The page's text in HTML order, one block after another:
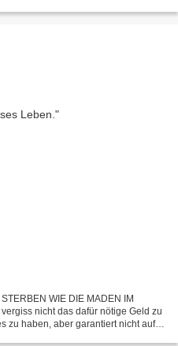
WIE DIE MADEN IM
nicht das dafür nötige Geld zu
zu haben, aber garantiert nicht auf